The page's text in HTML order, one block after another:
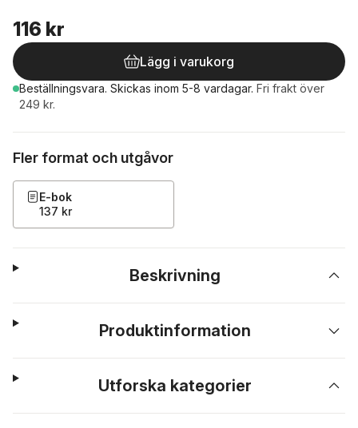
116 kr
Lägg i varukorg
Beställningsvara. Skickas inom 5-8 vardagar. Fri frakt över
249 kr.
Fler format och utgåvor
E-bok
137 kr
Beskrivning
Produktinformation
Utforska kategorier